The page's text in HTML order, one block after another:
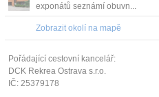
exponátů seznámí obuvn...
Zobrazit okolí na mapě
Pořádající cestovní kancelář:
DCK Rekrea Ostrava s.r.o.
IČ: 25379178